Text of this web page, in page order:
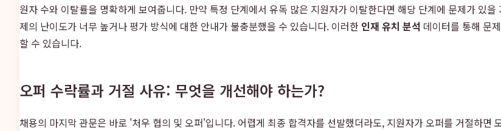
원자 수와 이탈률을 명확하게 보여줍니다. 만약 특정 단계에서 유독 많은 지원자가 이탈한다면 해당 단계에 문제가 있
제의 난이도가 너무 높거나 평가 방식에 대한 안내가 불충분했을 수 있습니다. 이러한 인재 유치 분석 데이터를 통해 문
할 수 있습니다.
오퍼 수락률과 거절 사유: 무엇을 개선해야 하는가?
채용의 마지막 관문은 바로 '처우 협의 및 오퍼'입니다. 어렵게 최종 합격자를 선발했더라도, 지원자가 오퍼를 거절하면